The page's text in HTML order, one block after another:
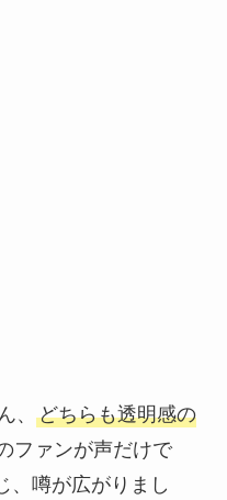
、 どちらも透明感の
ファンが声だけで
、噂が広がりまし